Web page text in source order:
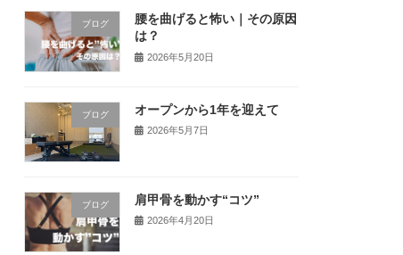
ブログ
腰を曲げると怖い｜その原因
は？
2026年5月20日
ブログ オープンから1年を迎えて
2026年5月7日
ブログ 肩甲骨を動かす“コツ”
2026年4月20日